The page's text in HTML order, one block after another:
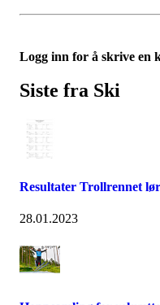
Logg inn for å skrive en
Siste fra Ski
Resultater Trollrennet
28.01.2023